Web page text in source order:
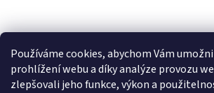
Používáme cookies, abychom Vám
prohlížení webu a díky analýze provozu
zlepšovali jeho funkce, výkon a